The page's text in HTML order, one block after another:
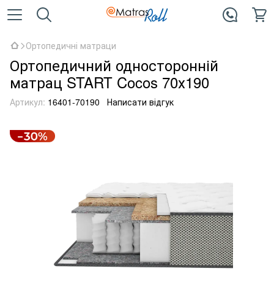
Ортопедичні матраци
Ортопедичний односторонній
матрац START Cocos 70х190
Артикул: 16401-70190 Написати відгук